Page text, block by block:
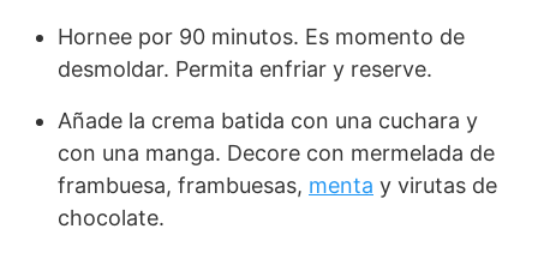
Hornee por 90 minutos. Es momento de
desmoldar. Permita enfriar y reserve.
Añade la crema batida con una cuchara y
con una manga. Decore con mermelada de
frambuesa, frambuesas, menta y virutas de
chocolate.